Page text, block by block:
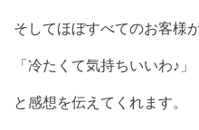
そしてほぼすべてのお客様
「冷たくて気持ちいいわ♪」
と感想を伝えてくれます。